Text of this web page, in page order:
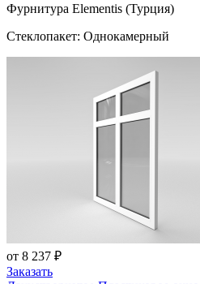
Фурнитура Elementis (Турция)
Стеклопакет: Однокамерный
от 8 237 ₽
Заказать